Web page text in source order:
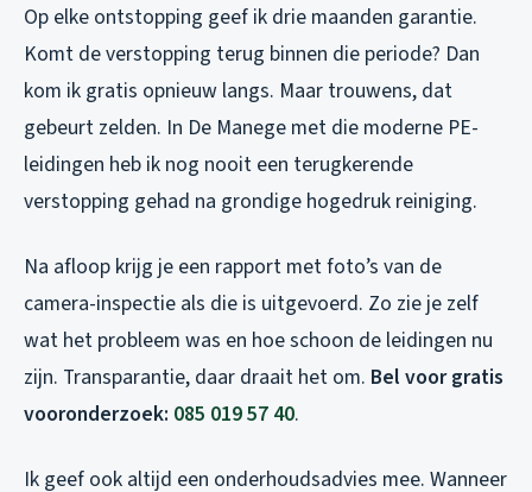
Op elke ontstopping geef ik drie maanden garantie.
Komt de verstopping terug binnen die periode? Dan
kom ik gratis opnieuw langs. Maar trouwens, dat
gebeurt zelden. In De Manege met die moderne PE-
leidingen heb ik nog nooit een terugkerende
verstopping gehad na grondige hogedruk reiniging.
Na afloop krijg je een rapport met foto’s van de
camera-inspectie als die is uitgevoerd. Zo zie je zelf
wat het probleem was en hoe schoon de leidingen nu
zijn. Transparantie, daar draait het om. Bel voor gratis
vooronderzoek: 085 019 57 40.
Ik geef ook altijd een onderhoudsadvies mee. Wanneer